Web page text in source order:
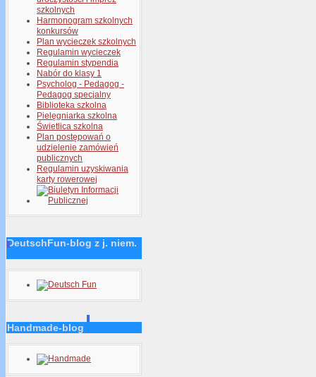
szkolnych
Harmonogram szkolnych
konkursów
Plan wycieczek szkolnych
Regulamin wycieczek
Regulamin stypendia
Nabór do klasy 1
Psycholog - Pedagog -
Pedagog specjalny
Biblioteka szkolna
Pielęgniarka szkolna
Świetlica szkolna
Plan postępowań o
udzielenie zamówień
publicznych
Regulamin uzyskiwania
karty rowerowej
DeutschFun-blog z j. niem.
Handmade-blog